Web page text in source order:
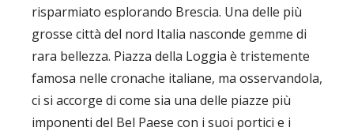
risparmiato esplorando Brescia. Una delle più
grosse città del nord Italia nasconde gemme di
rara bellezza. Piazza della Loggia è tristemente
famosa nelle cronache italiane, ma osservandola,
ci si accorge di come sia una delle piazze più
imponenti del Bel Paese con i suoi portici e i